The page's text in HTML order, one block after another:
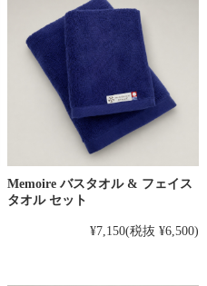
Memoire バスタオル & フェイス
タオル セット
¥7,150(税抜 ¥6,500)